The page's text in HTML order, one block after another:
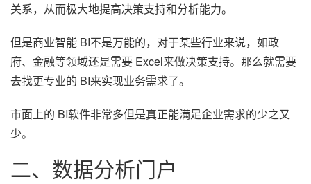
关系，从而极大地提高决策支持和分析能力。
但是商业智能 BI不是万能的，对于某些行业来说，如政
府、金融等领域还是需要 Excel来做决策支持。那么就需要
去找更专业的 BI来实现业务需求了。
市面上的 BI软件非常多但是真正能满足企业需求的少之又
少。
二、数据分析门户